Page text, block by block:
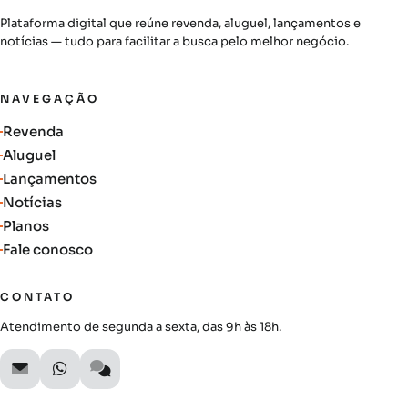
Plataforma digital que reúne revenda, aluguel, lançamentos e
notícias — tudo para facilitar a busca pelo melhor negócio.
NAVEGAÇÃO
Revenda
Aluguel
Lançamentos
Notícias
Planos
Fale conosco
CONTATO
Atendimento de segunda a sexta, das 9h às 18h.